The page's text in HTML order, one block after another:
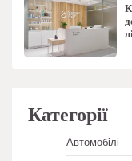
Категорії
Автомобілі